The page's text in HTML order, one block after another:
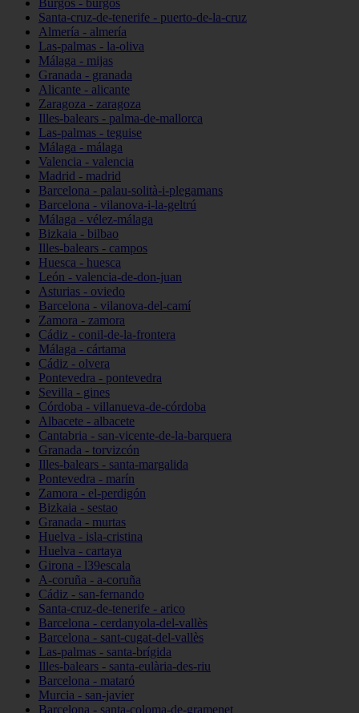
Burgos - burgos
Santa-cruz-de-tenerife - puerto-de-la-cruz
Almería - almería
Las-palmas - la-oliva
Málaga - mijas
Granada - granada
Alicante - alicante
Zaragoza - zaragoza
Illes-balears - palma-de-mallorca
Las-palmas - teguise
Málaga - málaga
Valencia - valencia
Madrid - madrid
Barcelona - palau-solità-i-plegamans
Barcelona - vilanova-i-la-geltrú
Málaga - vélez-málaga
Bizkaia - bilbao
Illes-balears - campos
Huesca - huesca
León - valencia-de-don-juan
Asturias - oviedo
Barcelona - vilanova-del-camí
Zamora - zamora
Cádiz - conil-de-la-frontera
Málaga - cártama
Cádiz - olvera
Pontevedra - pontevedra
Sevilla - gines
Córdoba - villanueva-de-córdoba
Albacete - albacete
Cantabria - san-vicente-de-la-barquera
Granada - torvizcón
Illes-balears - santa-margalida
Pontevedra - marín
Zamora - el-perdigón
Bizkaia - sestao
Granada - murtas
Huelva - isla-cristina
Huelva - cartaya
Girona - l39escala
A-coruña - a-coruña
Cádiz - san-fernando
Santa-cruz-de-tenerife - arico
Barcelona - cerdanyola-del-vallès
Barcelona - sant-cugat-del-vallès
Las-palmas - santa-brígida
Illes-balears - santa-eulària-des-riu
Barcelona - mataró
Murcia - san-javier
Barcelona - santa-coloma-de-gramenet